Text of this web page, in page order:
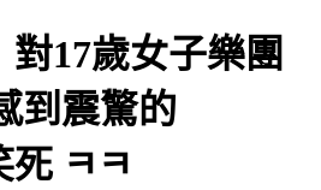
對17歲女子樂團
到震驚的
ㅋㅋ